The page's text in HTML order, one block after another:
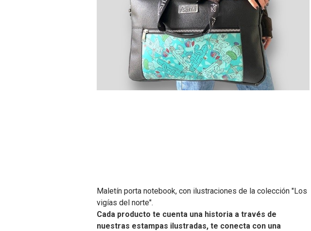
Maletín porta notebook, con ilustraciones de la colección "Los
vigías del norte".
Cada producto te cuenta una historia a través de
nuestras estampas ilustradas, te conecta con una